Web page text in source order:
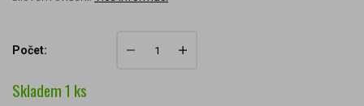
Počet:
Skladem1 ks